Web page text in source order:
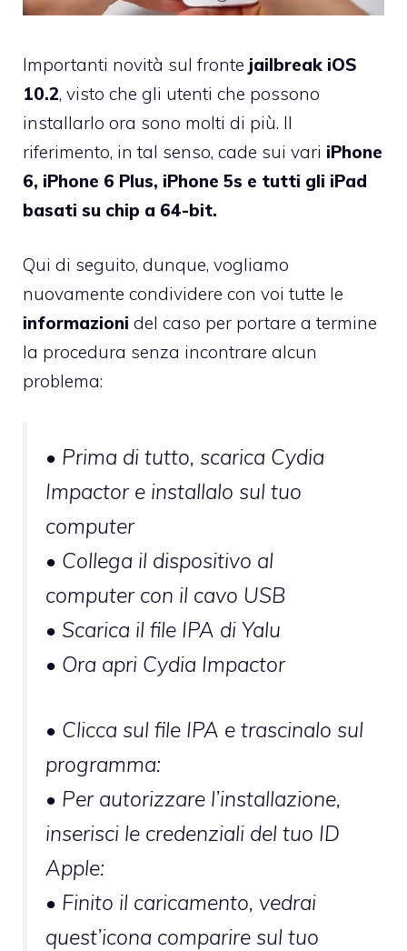
Importanti novità sul fronte jailbreak iOS
10.2, visto che gli utenti che possono
installarlo ora sono molti di più. Il
riferimento, in tal senso, cade sui vari iPhone
6, iPhone 6 Plus, iPhone 5s e tutti gli iPad
basati su chip a 64-bit.
Qui di seguito, dunque, vogliamo
nuovamente condividere con voi tutte le
informazioni del caso per portare a termine
la procedura senza incontrare alcun
problema:
• Prima di tutto, scarica Cydia
Impactor e installalo sul tuo
computer
• Collega il dispositivo al
computer con il cavo USB
• Scarica il file IPA di Yalu
• Ora apri Cydia Impactor
• Clicca sul file IPA e trascinalo sul
programma:
• Per autorizzare l’installazione,
inserisci le credenziali del tuo ID
Apple:
• Finito il caricamento, vedrai
quest’icona comparire sul tuo